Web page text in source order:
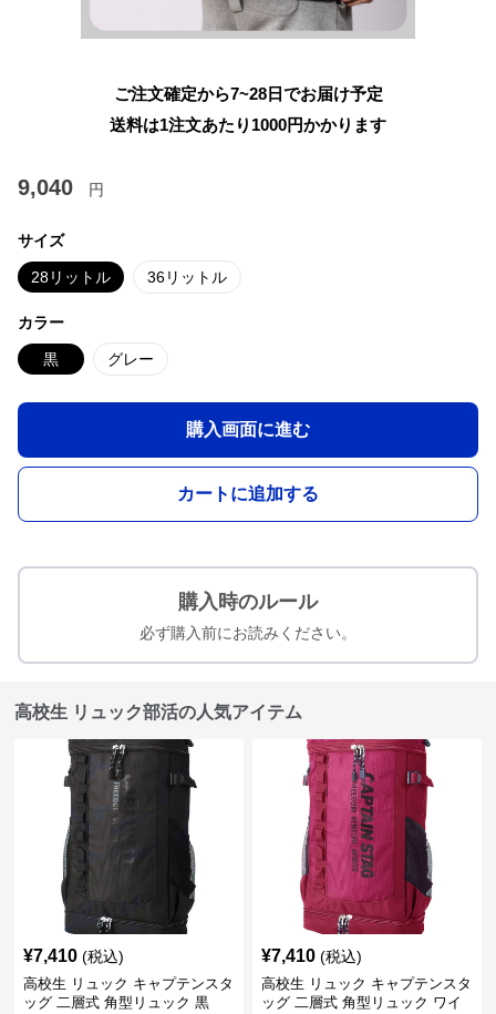
ご注文確定から7~28日でお届け予定
送料は1注文あたり 1000円かかります
9,040 円
サイズ
28リットル 36リットル
カラー
黒 グレー
購入画面に進む
カートに追加する
購入時のルール
必ず購入前にお読みください。
高校生 リュック部活の人気アイテム
¥7,410 (税込)
高校生 リュック キャプテンスタ
ッグ 二層式 角型リュック 黒
¥7,410 (税込)
高校生 リュック キャプテンスタ
ッグ 二層式 角型リュック ワイ